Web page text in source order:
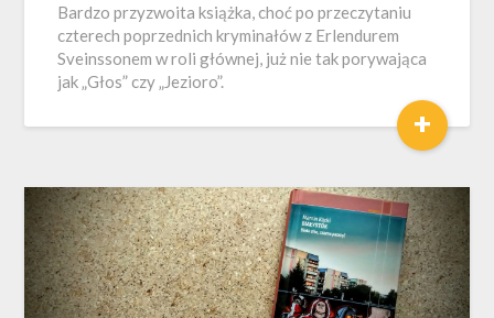
Bardzo przyzwoita książka, choć po przeczytaniu
czterech poprzednich kryminałów z Erlendurem
Sveinssonem w roli głównej, już nie tak porywająca
jak „Głos” czy „Jezioro”.
+